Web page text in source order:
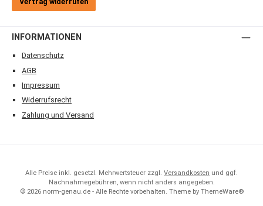
INFORMATIONEN
Datenschutz
AGB
Impressum
Widerrufsrecht
Zahlung und Versand
Alle Preise inkl. gesetzl. Mehrwertsteuer zzgl. Versandkosten und ggf.
Nachnahmegebühren, wenn nicht anders angegeben.
© 2026 norm-genau.de - Alle Rechte vorbehalten. Theme by ThemeWare®